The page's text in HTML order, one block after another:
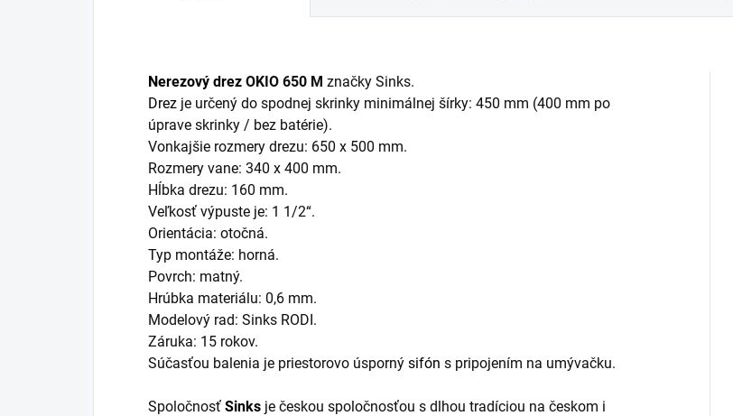
Nerezový drez OKIO 650 M značky Sinks.
Drez je určený do spodnej skrinky minimálnej šírky: 450 mm (400 mm po
úprave skrinky / bez batérie).
Vonkajšie rozmery drezu: 650 x 500 mm.
Rozmery vane: 340 x 400 mm.
Hĺbka drezu: 160 mm.
Veľkosť výpuste je: 1 1/2“.
Orientácia: otočná.
Typ montáže: horná.
Povrch: matný.
Hrúbka materiálu: 0,6 mm.
Modelový rad: Sinks RODI.
Záruka: 15 rokov.
Súčasťou balenia je priestorovo úsporný sifón s pripojením na umývačku.
Spoločnosť Sinks je českou spoločnosťou s dlhou tradíciou na českom i